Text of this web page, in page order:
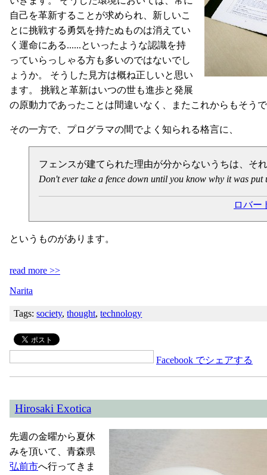
自己を革新することが求められ、新しいこ
とに挑戦する勇気を持たぬものは消えてい
く運命にある......といったような認識を持
っていらっしゃる方も多いのではないでし
ょうか。 そうした見方は概ね正しいと思い
ます。 挑戦と革新はいつの世も進歩と発展
の原動力であったことは間違いなく、またこれからもそう
その一方で、プログラマの間でよく知られる格言に、
フェンスが建てられた理由が分からないうちは、そ
Don't ever take a fence down until you know why it was put
ロバー
というものがあります。
read more >>
Narita
Tags:society,thought,technology
Facebook でシェアする
Hirosaki Exotica
先週の金曜から夏休
みを頂いて、青森県
弘前市へ行ってきま